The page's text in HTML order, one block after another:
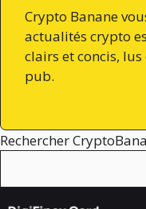
Crypto Banane
actualités crypto
clairs et concis,
pub.
Rechercher